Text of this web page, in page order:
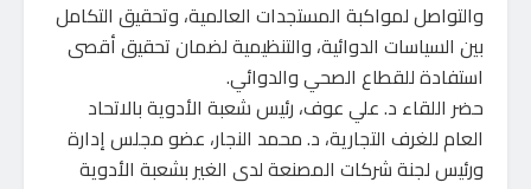
والتواصل لمواكبة المستجدات العالمية، وتحقيق التكامل
بين السياسات الدوائية، والتنظيمية لضمان تحقيق أقصى
استفادة للقطاع الصحي والدوائي.
حضر اللقاء د. علي عوف، رئيس شعبة الأدوية بالاتحاد
العام للغرف التجارية، د. محمد النجار، عضو مجلس إدارة
ورئيس لجنة شركات المصنعة لدى الغير بشعبة الأدوية